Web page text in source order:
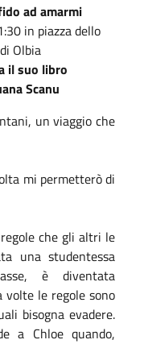
ad amarmi
in piazza dello
Olbia
il suo libro
Scanu
un viaggio che
mi permetterò di
che gli altri le
una studentessa
è diventata
volte le regole sono
bisogna evadere.
a Chloe quando,